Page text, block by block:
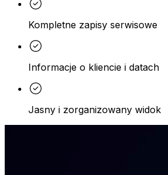
Kompletne zapisy serwisowe
Informacje o kliencie i datach
Jasny i zorganizowany widok